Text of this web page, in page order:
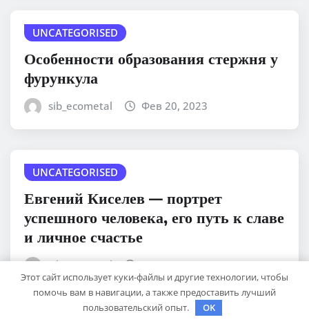
UNCATEGORISED
Особенности образования стержня у
фурункула
sib_ecometal Фев 20, 2023
UNCATEGORISED
Евгений Киселев — портрет
успешного человека, его путь к славе
и личное счастье
sib_ecometal Фев 20, 2023
Этот сайт использует куки-файлы и другие технологии, чтобы
помочь вам в навигации, а также предоставить лучший
пользовательский опыт.
OK